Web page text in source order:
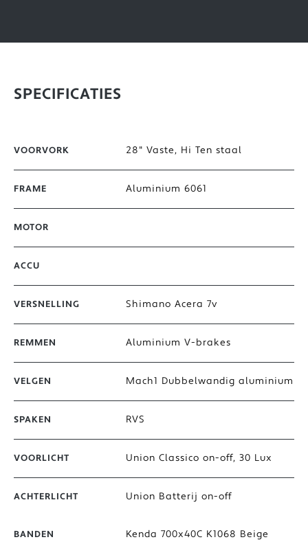
SPECIFICATIES
VOORVORK 28" Vaste, Hi Ten staal
FRAME Aluminium 6061
MOTOR
ACCU
VERSNELLING Shimano Acera 7v
REMMEN Aluminium V-brakes
VELGEN Mach1 Dubbelwandig aluminium
SPAKEN RVS
VOORLICHT Union Classico on-off, 30 Lux
ACHTERLICHT Union Batterij on-off
BANDEN Kenda 700x40C K1068 Beige